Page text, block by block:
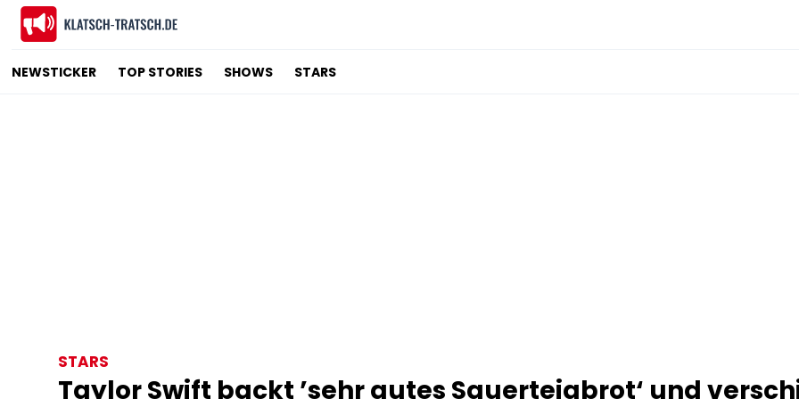
NEWSTICKER TOP STORIES SHOWS STARS
STARS
Taylor Swift backt ’sehr gutes Sauerteigbrot‘ und